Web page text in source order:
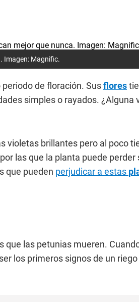
Imagen: Magnific.
de floración. Susflores
simples o rayados. ¿Alguna
violetas brillantes pero al poco
las que la planta puede perder
que pueden perjudicar a estas
que las petunias mueren.
los primeros signos de un riego